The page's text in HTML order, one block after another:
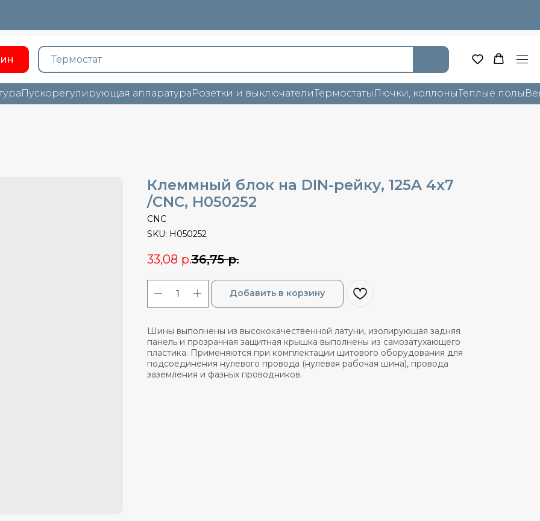
Пускорегулирующая аппаратураРозетки и выключателиТермостатыЛючки, коллоныТеплые полы
Клеммный блок на DIN-рейку, 125A 4х7
/CNC, H050252
CNC
SKU: H050252
33,08 р.36,75 р.
Добавить в корзину
Шины выполнены из высококачественной латуни, изолирующая задняя
панель и прозрачная защитная крышка выполнены из самозатухающего
пластика. Применяются при комплектации щитового оборудования для
подсоединения нулевого провода (нулевая рабочая шина), провода
заземления и фазных проводников.